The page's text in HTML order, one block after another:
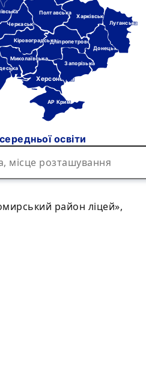
Черкаська
Дніпропетровська
Донецька
Харківська
Херсонська
Кіровоградська
АР Крим
Луганська
Миколаївська
Полтавська
Запорізька
освіти
район ліцей»,